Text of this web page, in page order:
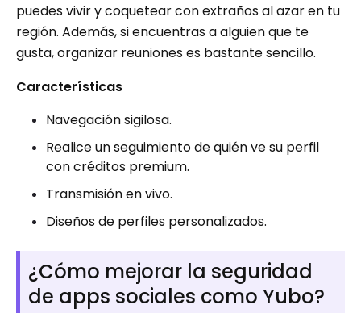
puedes vivir y coquetear con extraños al azar en tu
región. Además, si encuentras a alguien que te
gusta, organizar reuniones es bastante sencillo.
Características
Navegación sigilosa.
Realice un seguimiento de quién ve su perfil
con créditos premium.
Transmisión en vivo.
Diseños de perfiles personalizados.
¿Cómo mejorar la seguridad
de apps sociales como Yubo?